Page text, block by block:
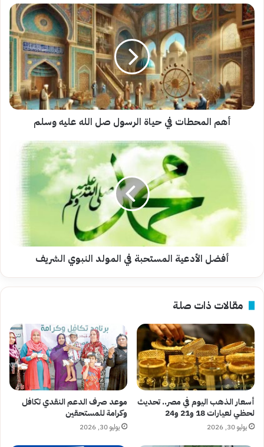
أهم
المحطات
في
حياة
الرسول
صل
الله
عليه
وسلم
أهم المحطات في حياة الرسول صل الله عليه وسلم
الأدعية
المستحبة
النبوي
الشريف
أفضل الأدعية المستحبة في المولد النبوي الشريف
مقالات ذات صلة
أسعار الذهب اليوم في مصر.. تحديث
لحظي لعيارات 18 و21 و24
يوليو 30, 2026
موعد صرف الدعم النقدي تكافل
وكرامة للمستحقين
يوليو 30, 2026